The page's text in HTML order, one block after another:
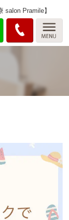
salon Pramile】